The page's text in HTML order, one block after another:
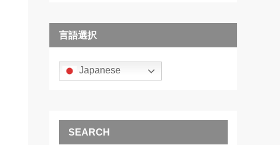
言語選択
Japanese
SEARCH